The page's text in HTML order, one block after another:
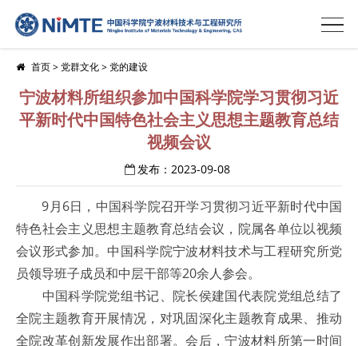
首页>党群文化>党的建设
宁波材料所组织参加中国科学院学习贯彻习近
平新时代中国特色社会主义思想主题教育总结
视频会议
发布：2023-09-08
9月6日，中国科学院召开学习贯彻习近平新时代中国
特色社会主义思想主题教育总结会议，院属各单位以视频
会议形式参加。中国科学院宁波材料技术与工程研究所党
员领导班子成员和中层干部等20余人参会。
中国科学院党组书记、院长侯建国代表院党组总结了
全院主题教育开展情况，对巩固深化主题教育成果、推动
全院改革创新发展作出部署。会后，宁波材料所第一时间